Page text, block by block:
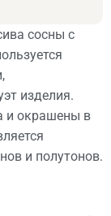
сосны с
изделия.
и окрашены в
и полутонов.